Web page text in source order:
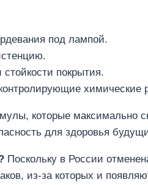
под лампой.
покрытия.
химические
которые максимально
для здоровья
Поскольку в России
из-за которых и